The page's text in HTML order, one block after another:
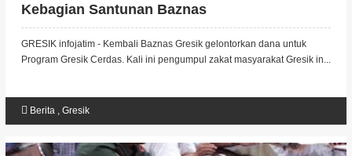
Kebagian Santunan Baznas
GRESIK infojatim - Kembali Baznas Gresik gelontorkan dana untuk
Program Gresik Cerdas. Kali ini pengumpul zakat masyarakat Gresik in...
Berita, Gresik